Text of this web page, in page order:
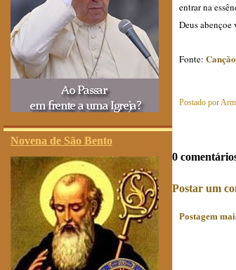
Novena de São Bento
entrar na
Deus abençoe
Fonte:
Postado por
0
Postar um
Postagem